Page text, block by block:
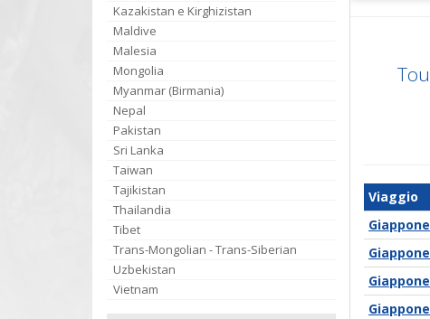
Kazakistan e Kirghizistan
Maldive
Malesia
Mongolia
Myanmar (Birmania)
Nepal
Pakistan
Sri Lanka
Taiwan
Tajikistan
Thailandia
Tibet
Trans-Mongolian - Trans-Siberian
Uzbekistan
Vietnam
Viaggio